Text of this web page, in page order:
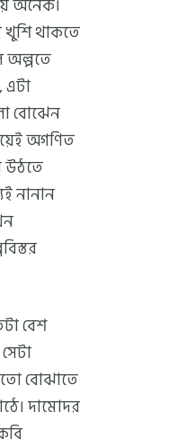
অনেক।
খুশি থাকতে
অল্পতে
এটা
বোঝেন
অগণিত
উঠতে
নানান
বেশ
বোঝাতে
দামোদর